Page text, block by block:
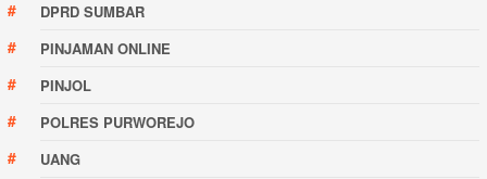
DPRD SUMBAR
PINJAMAN ONLINE
PINJOL
POLRES PURWOREJO
UANG